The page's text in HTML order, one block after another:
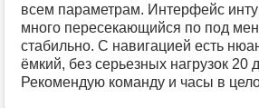
всем параметрам. Интерфейс
много пересекающийся по под
стабильно. С навигацией есть
ёмкий, без серьезных нагрузок 20
Рекомендую команду и часы в